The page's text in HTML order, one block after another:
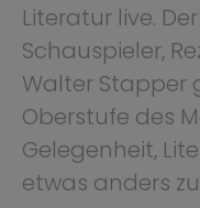
Literatur live.
Schauspieler,
Walter Stapper
Oberstufe des
Gelegenheit,
etwas anders